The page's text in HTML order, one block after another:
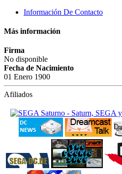
Información De Contacto
Más información
Firma
No disponible
Fecha de Nacimiento
01 Enero 1900
Afiliados